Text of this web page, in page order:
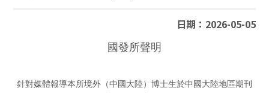
日期：2026-05-05
國發所聲明
針對媒體報導本所境外（中國大陸）博士生於中國大陸地區期刊